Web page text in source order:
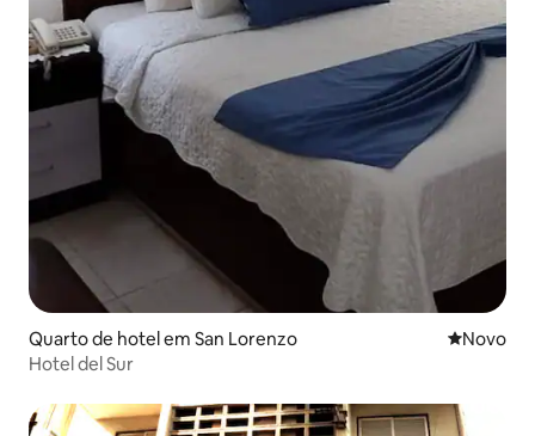
Quarto de hotel em San Lorenzo Novo
Novo
Hotel del Sur